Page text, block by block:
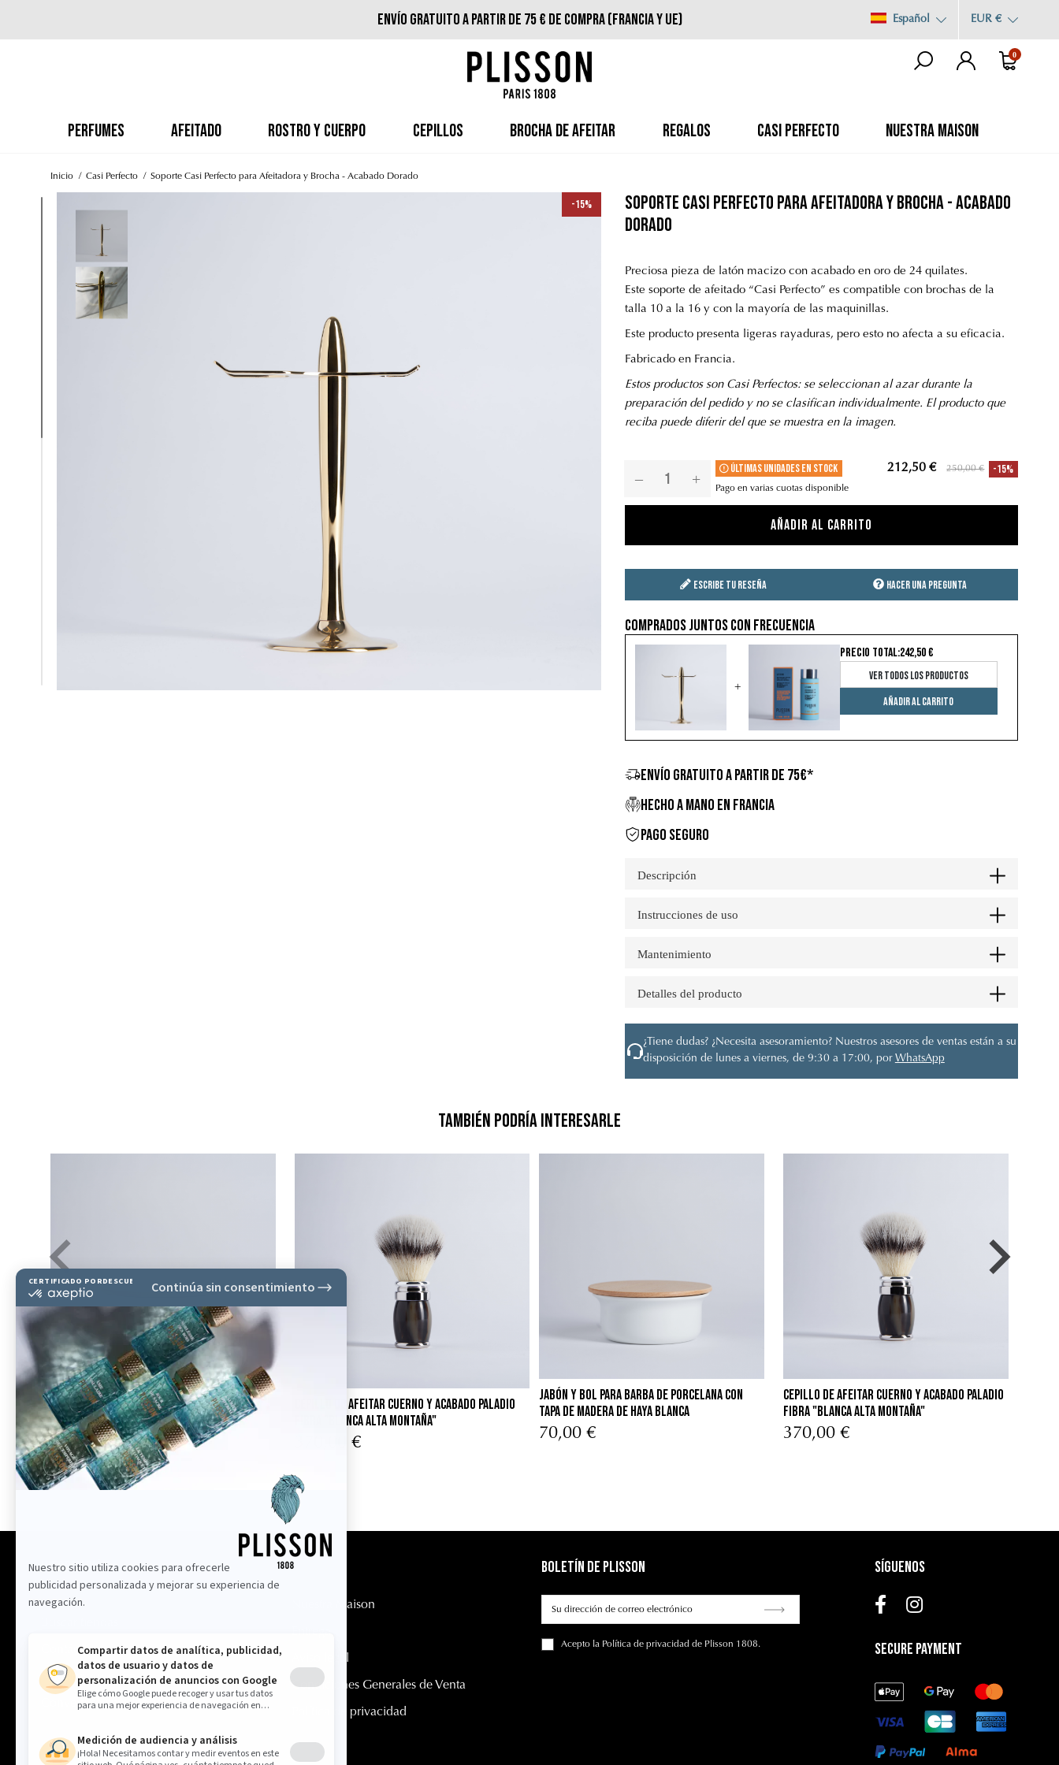
Envío gratuito a partir de 75 € de compra (Francia y UE) Español EUR €
0
PERFUMES AFEITADO ROSTRO Y CUERPO CEPILLOS BROCHA DE AFEITAR REGALOS CASI PERFECTO NUESTRA MAISON
Inicio Casi Perfecto Soporte Casi Perfecto para Afeitadora y Brocha - Acabado Dorado
-15%
Soporte Casi Perfecto para Afeitadora y Brocha - Acabado
Dorado
Preciosa pieza de latón macizo con acabado en oro de 24 quilates.
Este soporte de afeitado “Casi Perfecto” es compatible con brochas de la
talla 10 a la 16 y con la mayoría de las maquinillas.
Este producto presenta ligeras rayaduras, pero esto no afecta a su eficacia.
Fabricado en Francia.
Estos productos son Casi Perfectos: se seleccionan al azar durante la
preparación del pedido y no se clasifican individualmente. El producto que
reciba puede diferir del que se muestra en la imagen.
Últimas unidades en stock
Pago en varias cuotas disponible
212,50 € 250,00 € -15%
Añadir al carrito
Escribe tu reseña Hacer una pregunta
Comprados juntos con frecuencia
+
PRECIO TOTAL:242,50 €
Ver todos los productos
Añadir al carrito
ENVÍO GRATUITO A PARTIR DE 75€*
HECHO A MANO EN FRANCIA
PAGO SEGURO
Descripción
Instrucciones de uso
Mantenimiento
Detalles del producto
¿Tiene dudas? ¿Necesita asesoramiento? Nuestros asesores de ventas están a su
disposición de lunes a viernes, de 9:30 a 17:00, por WhatsApp
También podría interesarle
Jabón y Bol para Barba de porcelana con
Tapa de Madera de Haya Blanca
70,00 €
cepillo de afeitar cuerno y acabado paladio
fibra "Blanca Alta Montaña"
370,00 €
Jabón y Bol para Barba de porcelana con
Tapa de Madera de Haya Blanca
70,00 €
cepillo de afeitar cuerno y acabado paladio
fibra "Blanca Alta Montaña"
370,00 €
Información
Contáctenos
Nuestros consejos
Convertirse en minorista
Nuestra Maison
Condiciones Generales de Venta
Política de privacidad
Boletín de Plisson
Acepto la Política de privacidad de Plisson 1808.
Síguenos
Secure Payment